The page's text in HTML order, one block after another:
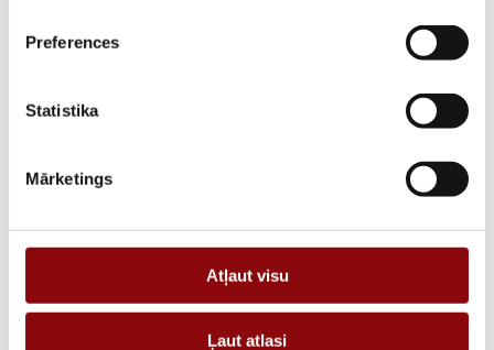
Preferences
Statistika
Mārketings
Atļaut visu
Ļaut atlasi
PIEVIENOT GROZAM
IZMĒRI 19.7x16.5x17 cm